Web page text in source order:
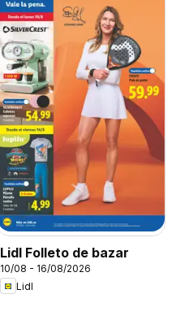
Lidl Folleto de bazar
10/08 - 16/08/2026
Lidl